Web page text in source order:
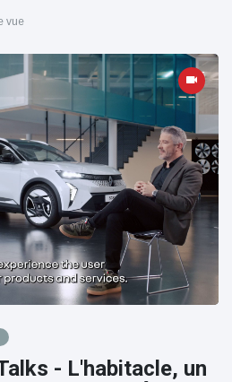
vue
- L'habitacle, un